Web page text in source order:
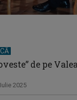
de pe
2025